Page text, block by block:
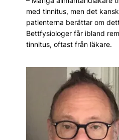
med tinnitus, men det
patienterna berättar om
Bettfysiologer får ibland
tinnitus, oftast från läkare.